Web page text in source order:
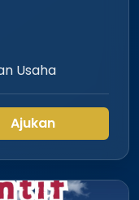
Usaha
Ajukan